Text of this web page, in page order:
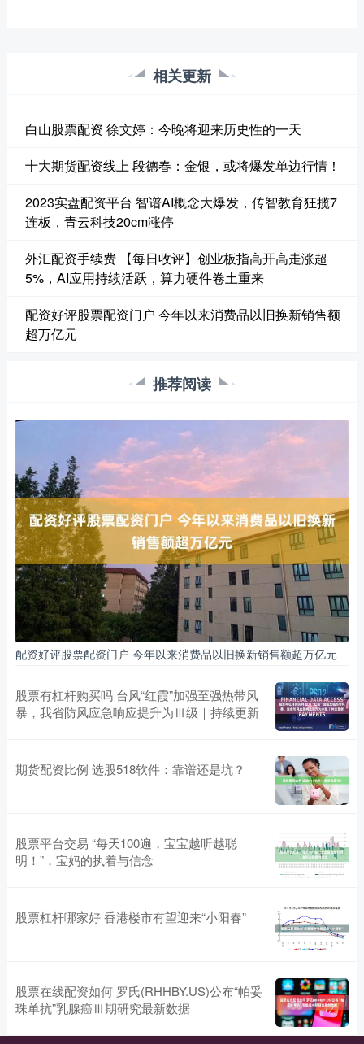
相关更新
白山股票配资 徐文婷：今晚将迎来历史性的一天
十大期货配资线上 段德春：金银，或将爆发单边行情！
2023实盘配资平台 智谱AI概念大爆发，传智教育狂揽7
连板，青云科技20cm涨停
外汇配资手续费 【每日收评】创业板指高开高走涨超
5%，AI应用持续活跃，算力硬件卷土重来
配资好评股票配资门户 今年以来消费品以旧换新销售额
超万亿元
推荐阅读
配资好评股票配资门户 今年以来消费品以旧换新销售额超万亿元
股票有杠杆购买吗 台风“红霞”加强至强热带风
暴，我省防风应急响应提升为Ⅲ级｜持续更新
期货配资比例 选股518软件：靠谱还是坑？
股票平台交易 “每天100遍，宝宝越听越聪
明！”，宝妈的执着与信念
股票杠杆哪家好 香港楼市有望迎来“小阳春”
股票在线配资如何 罗氏(RHHBY.US)公布“帕妥
珠单抗”乳腺癌Ⅲ期研究最新数据